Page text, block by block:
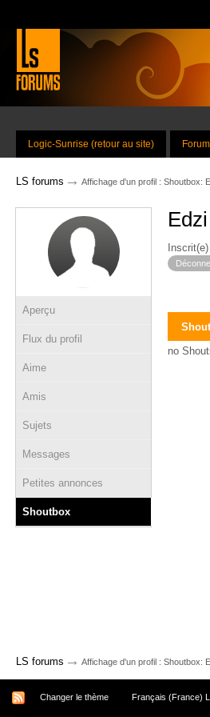
Logic-Sunrise (retour au site)
LS forums → Affichage d'un profil : Shoutbox:
Aperçu
Flux du profil
Aime
Amis
Sujets
Messages
Petites annonces
Shoutbox
Edzi
no
LS forums → Affichage d'un profil : Shoutbox:
Changer le thème Français (France)